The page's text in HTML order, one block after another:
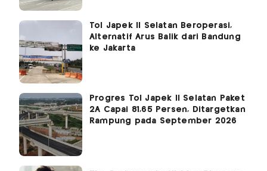
Tol Japek II Selatan Beroperasi,
Alternatif Arus Balik dari Bandung
ke Jakarta
Progres Tol Japek II Selatan Paket
2A Capai 81,65 Persen, Ditargetkan
Rampung pada September 2026